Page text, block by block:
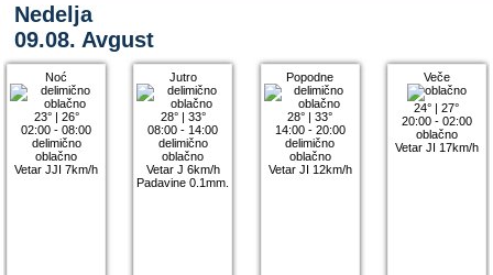
Nedelja
09.08. Avgust
Noć
23°| 26°
02:00 - 08:00
delimično
oblačno
Vetar JJI 7km/h
Jutro
28°| 33°
08:00 - 14:00
delimično
oblačno
Vetar J 6km/h
Padavine 0.1mm.
Popodne
28° |33°
14:00 - 20:00
delimično
oblačno
Vetar JI 12km/h
Veče
24° |27°
20:00 - 02:00
oblačno
Vetar JI 17km/h